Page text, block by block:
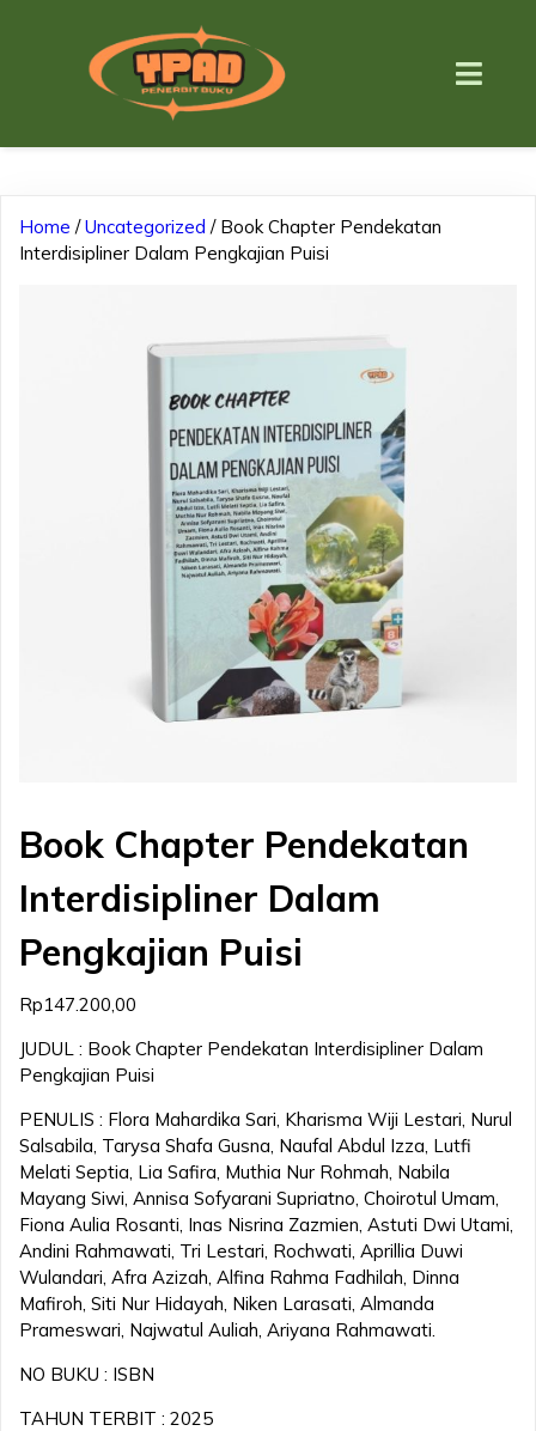
Home /Uncategorized / Book Chapter Pendekatan
Interdisipliner Dalam Pengkajian Puisi
Book Chapter Pendekatan
Interdisipliner Dalam
Pengkajian Puisi
Rp147.200,00
JUDUL : Book Chapter Pendekatan Interdisipliner Dalam
Pengkajian Puisi
PENULIS : Flora Mahardika Sari, Kharisma Wiji Lestari, Nurul
Salsabila, Tarysa Shafa Gusna, Naufal Abdul Izza, Lutfi
Melati Septia, Lia Safira, Muthia Nur Rohmah, Nabila
Mayang Siwi, Annisa Sofyarani Supriatno, Choirotul Umam,
Fiona Aulia Rosanti, Inas Nisrina Zazmien, Astuti Dwi Utami,
Andini Rahmawati, Tri Lestari, Rochwati, Aprillia Duwi
Wulandari, Afra Azizah, Alfina Rahma Fadhilah, Dinna
Mafiroh, Siti Nur Hidayah, Niken Larasati, Almanda
Prameswari, Najwatul Auliah, Ariyana Rahmawati.
NO BUKU : ISBN
TAHUN TERBIT : 2025